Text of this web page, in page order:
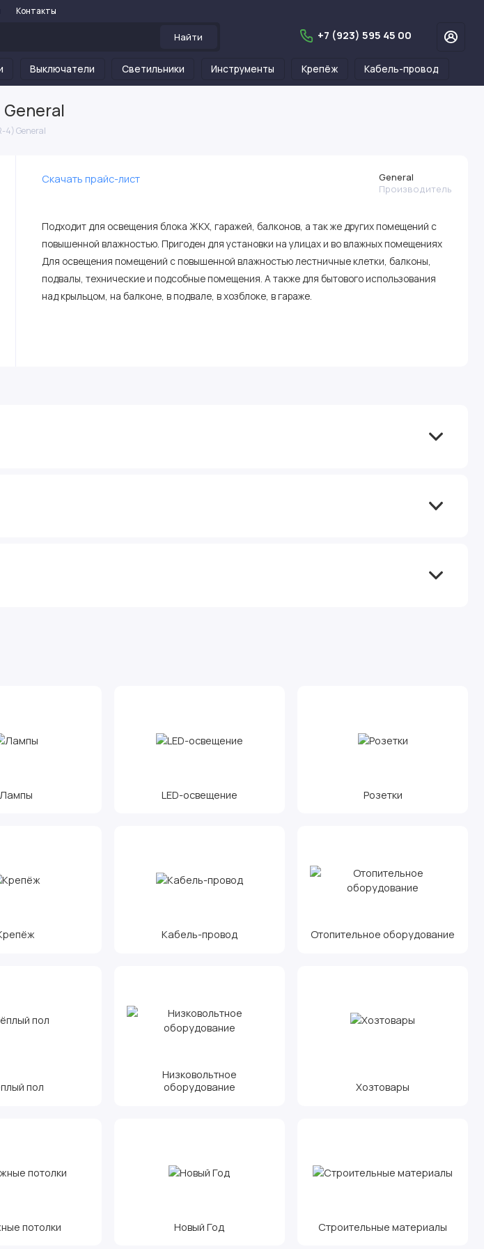
Контакты
Найти +7 (923) 595 45 00
Выключатели Светильники Инструменты Крепёж Кабель-провод
General
4) General
Скачать прайс-лист
General
Производитель
Подходит для освещения блока ЖКХ, гаражей, балконов, а так же других помещений с
повышенной влажностью. Пригоден для установки на улицах и во влажных помещениях
Для освещения помещений с повышенной влажностью лестничные клетки, балконы,
подвалы, технические и подсобные помещения. А также для бытового использования
над крыльцом, на балконе, в подвале, в хозблоке, в гараже.
Лампы LED-освещение Розетки
Кабель-провод Отопительное оборудование
пол
Низковольтное
оборудование
Хозтовары
потолки Новый Год Строительные материалы